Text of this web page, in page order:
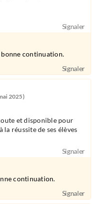
Signaler
bonne continuation.
Signaler
2025)
et disponible pour
la réussite de ses élèves
Signaler
continuation.
Signaler